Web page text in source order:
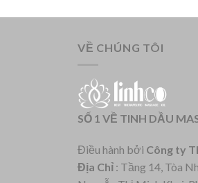
VỀ CHÚNG TÔI
SỐ 1 VỀ TINH DẦU
Điều hành bởi Công ty
Địa Chỉ : Tầng 14, Tòa